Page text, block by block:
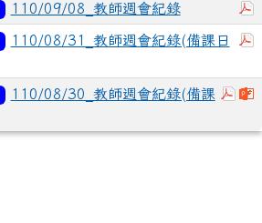
110/09/08_教師週會紀錄
110/08/31_教師週會紀錄(備課日
下
110/08/30_教師週會紀錄(備課